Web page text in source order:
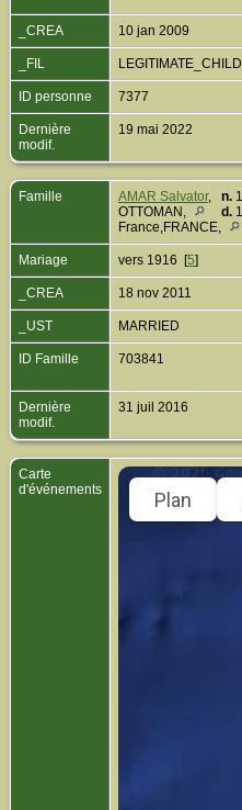
_CREA 10 jan 2009
_FIL LEGITIMATE_CHILD
ID personne 7377
Dernière
modif.
19 mai 2022
Famille AMAR Salvator, n.
OTTOMAN,
d.
France,FRANCE,
Mariage vers 1916 [5]
_CREA 18 nov 2011
_UST MARRIED
ID Famille 703841
Dernière
modif.
31 juil 2016
Carte
d'événements
Plan